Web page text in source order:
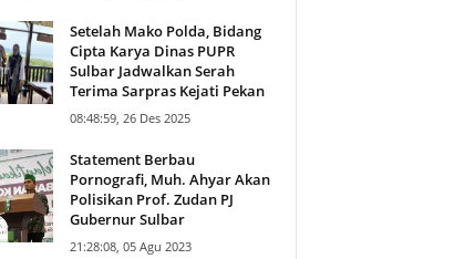
Setelah Mako Polda, Bidang
Cipta Karya Dinas PUPR
Sulbar Jadwalkan Serah
Terima Sarpras Kejati Pekan
08:48:59, 26 Des 2025
Statement Berbau
Pornografi, Muh. Ahyar Akan
Polisikan Prof. Zudan PJ
Gubernur Sulbar
21:28:08, 05 Agu 2023